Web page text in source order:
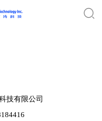
技有限公司